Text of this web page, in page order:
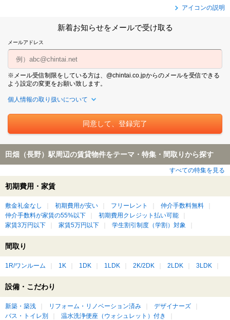
アイコンの説明
新着お知らせをメールで受け取る
メールアドレス
※メール受信制限をしている方は、@chintai.co.jpからのメールを受信できる
よう設定の変更をお願い致します。
個人情報の取り扱いについて
田畑（長野）駅周辺の賃貸物件をテーマ・特集・間取りから探す
すべての特集を見る
初期費用・家賃
敷金礼金なし 初期費用が安い フリーレント
仲介手数料無料
仲介手数料が家賃の55%以下
初期費用クレジット払い可能
家賃3万円以下
家賃5万円以下 学生割引制度（学割）対象
間取り
1R/ワンルーム 1K 1DK 1LDK 2K/2DK 2LDK 3LDK
設備・こだわり
新築・築浅 リフォーム・リノベーション済み
デザイナーズ
バス・トイレ別
温水洗浄便座（ウォシュレット）付き